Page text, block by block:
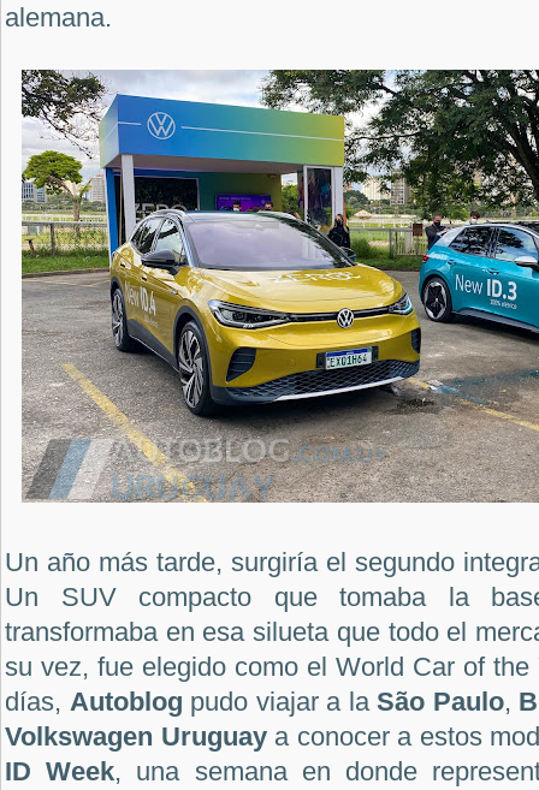
alemana.
Un año más tarde, surgiría el segundo
Un SUV compacto que tomaba la
transformaba en esa silueta que todo el
su vez, fue elegido como el World Car of the
días, Autoblog pudo viajar a laSão Paulo,
Volkswagen Uruguaya conocer a estos
ID Week, una semana en donde